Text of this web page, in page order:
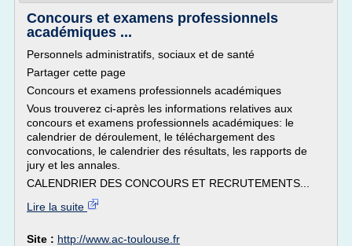
Concours et examens professionnels
académiques ...
Personnels administratifs, sociaux et de santé
Partager cette page
Concours et examens professionnels académiques
Vous trouverez ci-après les informations relatives aux
concours et examens professionnels académiques: le
calendrier de déroulement, le téléchargement des
convocations, le calendrier des résultats, les rapports de
jury et les annales.
CALENDRIER DES CONCOURS ET RECRUTEMENTS...
Lire la suite
Site : http://www.ac-toulouse.fr